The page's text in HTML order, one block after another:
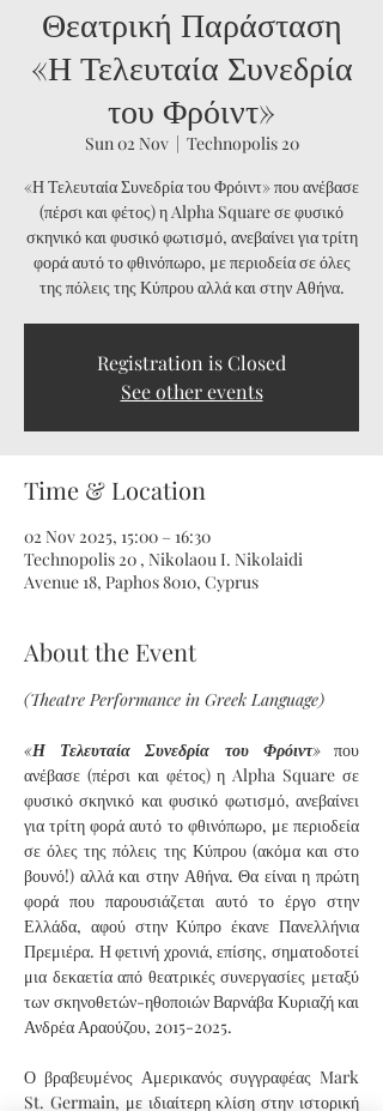
Θεατρική Παράσταση
«Η Τελευταία Συνεδρία
του Φρόιντ»
Sun 02 Nov
  |
Technopolis 20
«Η Τελευταία Συνεδρία του Φρόιντ» που ανέβασε
(πέρσι και φέτος) η Alpha Square σε φυσικό
σκηνικό και φυσικό φωτισμό, ανεβαίνει για τρίτη
φορά αυτό το φθινόπωρο, με περιοδεία σε όλες
της πόλεις της Κύπρου αλλά και στην Αθήνα.
Registration is Closed
See other events
Time & Location
02 Nov 2025, 15:00 – 16:30
Technopolis 20 , Nikolaou I. Nikolaidi
Avenue 18, Paphos 8010, Cyprus
About the Event
(Theatre Performance in Greek Language)
«Η Τελευταία Συνεδρία του Φρόιντ» που
ανέβασε (πέρσι και φέτος) η Alpha Square σε
φυσικό σκηνικό και φυσικό φωτισμό, ανεβαίνει
για τρίτη φορά αυτό το φθινόπωρο, με περιοδεία
σε όλες της πόλεις της Κύπρου (ακόμα και στο
βουνό!) αλλά και στην Αθήνα. Θα είναι η πρώτη
φορά που παρουσιάζεται αυτό το έργο στην
Ελλάδα, αφού στην Κύπρο έκανε Πανελλήνια
Πρεμιέρα. Η φετινή χρονιά, επίσης, σηματοδοτεί
μια δεκαετία από θεατρικές συνεργασίες μεταξύ
των σκηνοθετών-ηθοποιών Βαρνάβα Κυριαζή και
Ανδρέα Αραούζου, 2015-2025.
Ο βραβευμένος Αμερικανός συγγραφέας Mark
St. Germain, με ιδιαίτερη κλίση στην ιστορική